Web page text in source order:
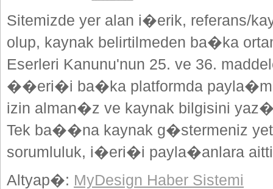
Sitemizde yer alan i�erik, referans/
olup, kaynak belirtilmeden ba�ka
Eserleri Kanunu'nun 25. ve 36.
��eri�i ba�ka platformda
izin alman�z ve kaynak bilgisini
Tek ba��na kaynak g�stermeniz
sorumluluk, i�eri�i payla�anlara
Altyap�: MyDesign Haber Sistemi